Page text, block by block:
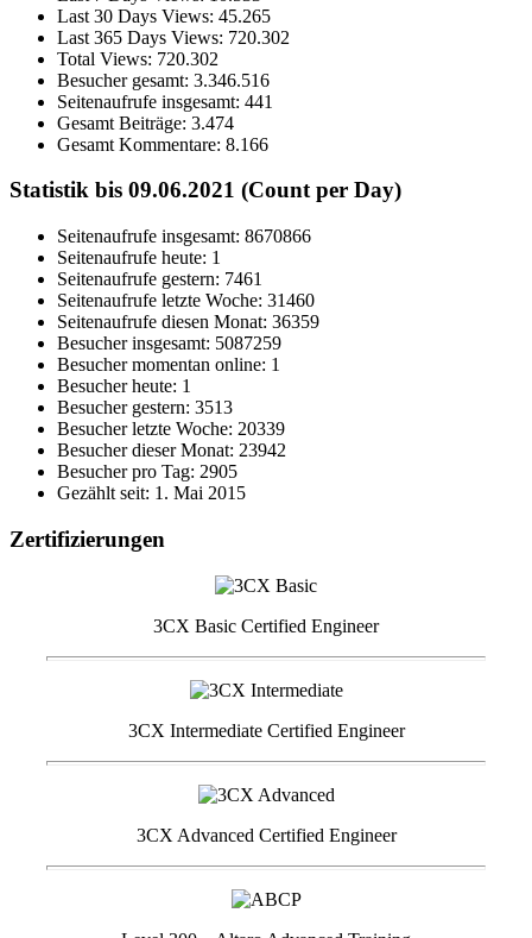
Last 30 Days Views: 45.265
Last 365 Days Views: 720.302
Total Views: 720.302
Besucher gesamt: 3.346.516
Seitenaufrufe insgesamt: 441
Gesamt Beiträge: 3.474
Gesamt Kommentare: 8.166
Statistik bis 09.06.2021 (Count per Day)
Seitenaufrufe insgesamt: 8670866
Seitenaufrufe heute: 1
Seitenaufrufe gestern: 7461
Seitenaufrufe letzte Woche: 31460
Seitenaufrufe diesen Monat: 36359
Besucher insgesamt: 5087259
Besucher momentan online: 1
Besucher heute: 1
Besucher gestern: 3513
Besucher letzte Woche: 20339
Besucher dieser Monat: 23942
Besucher pro Tag: 2905
Gezählt seit: 1. Mai 2015
Zertifizierungen
3CX Basic Certified Engineer
3CX Intermediate Certified Engineer
3CX Advanced Certified Engineer